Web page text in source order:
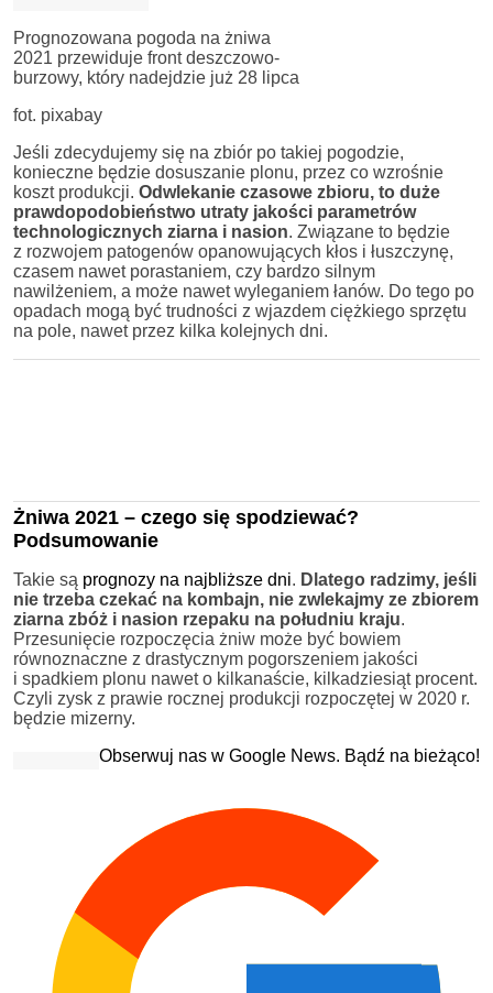
Prognozowana pogoda na żniwa
2021 przewiduje front deszczowo-
burzowy, który nadejdzie już 28 lipca
fot. pixabay
Jeśli zdecydujemy się na zbiór po takiej pogodzie,
konieczne będzie dosuszanie plonu, przez co wzrośnie
koszt produkcji. Odwlekanie czasowe zbioru, to duże
prawdopodobieństwo utraty jakości parametrów
technologicznych ziarna i nasion. Związane to będzie
z rozwojem patogenów opanowujących kłos i łuszczynę,
czasem nawet porastaniem, czy bardzo silnym
nawilżeniem, a może nawet wyleganiem łanów. Do tego po
opadach mogą być trudności z wjazdem ciężkiego sprzętu
na pole, nawet przez kilka kolejnych dni.
Żniwa 2021 – czego się spodziewać?
Podsumowanie
Takie są prognozy na najbliższe dni. Dlatego radzimy, jeśli
nie trzeba czekać na kombajn, nie zwlekajmy ze zbiorem
ziarna zbóż i nasion rzepaku na południu kraju.
Przesunięcie rozpoczęcia żniw może być bowiem
równoznaczne z drastycznym pogorszeniem jakości
i spadkiem plonu nawet o kilkanaście, kilkadziesiąt procent.
Czyli zysk z prawie rocznej produkcji rozpoczętej w 2020 r.
będzie mizerny.
Obserwuj nas w Google News. Bądź na bieżąco!